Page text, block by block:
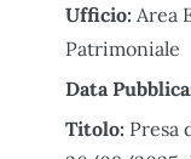
Ufficio: Area
Patrimoniale
Data
Titolo: Presa